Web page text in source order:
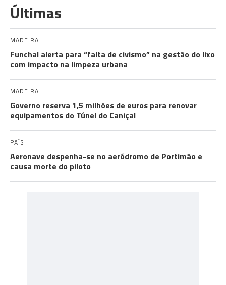
Últimas
MADEIRA
Funchal alerta para “falta de civismo” na gestão do lixo
com impacto na limpeza urbana
MADEIRA
Governo reserva 1,5 milhões de euros para renovar
equipamentos do Túnel do Caniçal
PAÍS
Aeronave despenha-se no aeródromo de Portimão e
causa morte do piloto